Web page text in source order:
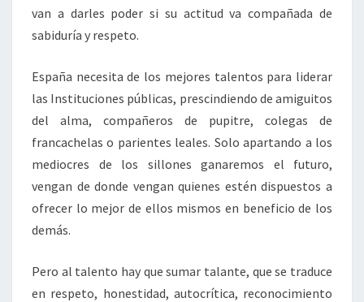
van a darles poder si su actitud va compañada de
sabiduría y respeto.
España necesita de los mejores talentos para liderar
las Instituciones públicas, prescindiendo de amiguitos
del alma, compañeros de pupitre, colegas de
francachelas o parientes leales. Solo apartando a los
mediocres de los sillones ganaremos el futuro,
vengan de donde vengan quienes estén dispuestos a
ofrecer lo mejor de ellos mismos en beneficio de los
demás.
Pero al talento hay que sumar talante, que se traduce
en respeto, honestidad, autocrítica, reconocimiento